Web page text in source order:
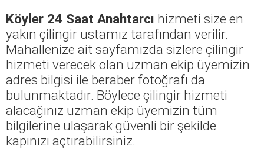
Köyler 24 Saat Anahtarcı hizmeti size en
yakın çilingir ustamız tarafından verilir.
Mahallenize ait sayfamızda sizlere çilingir
hizmeti verecek olan uzman ekip üyemizin
adres bilgisi ile beraber fotoğrafı da
bulunmaktadır. Böylece çilingir hizmeti
alacağınız uzman ekip üyemizin tüm
bilgilerine ulaşarak güvenli bir şekilde
kapınızı açtırabilirsiniz.